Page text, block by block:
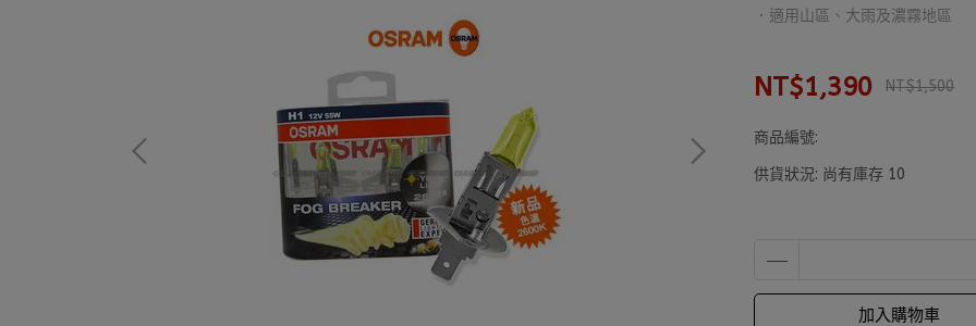
．適用山區、大雨及濃霧地區
NT$1,390 NT$1,500
商品編號:
供貨狀況: 尚有庫存 10
加入購物車